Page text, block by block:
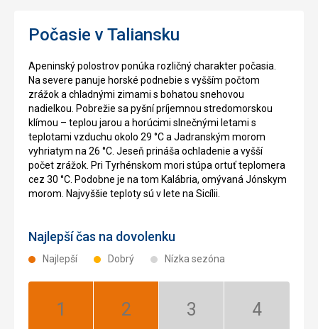
Počasie v Taliansku
Apeninský polostrov ponúka rozličný charakter počasia.
Na severe panuje horské podnebie s vyšším počtom
zrážok a chladnými zimami s bohatou snehovou
nadielkou. Pobrežie sa pyšní príjemnou stredomorskou
klímou – teplou jarou a horúcimi slnečnými letami s
teplotami vzduchu okolo 29 °C a Jadranským morom
vyhriatym na 26 °C. Jeseň prináša ochladenie a vyšší
počet zrážok. Pri Tyrhénskom mori stúpa ortuť teplomera
cez 30 °C. Podobne je na tom Kalábria, omývaná Jónskym
morom. Najvyššie teploty sú v lete na Sicílii.
Najlepší čas na dovolenku
Najlepší Dobrý Nízka sezóna
Január:
Február:
Marec:
Apríl: